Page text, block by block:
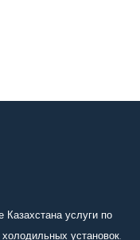
услуги по
установок.